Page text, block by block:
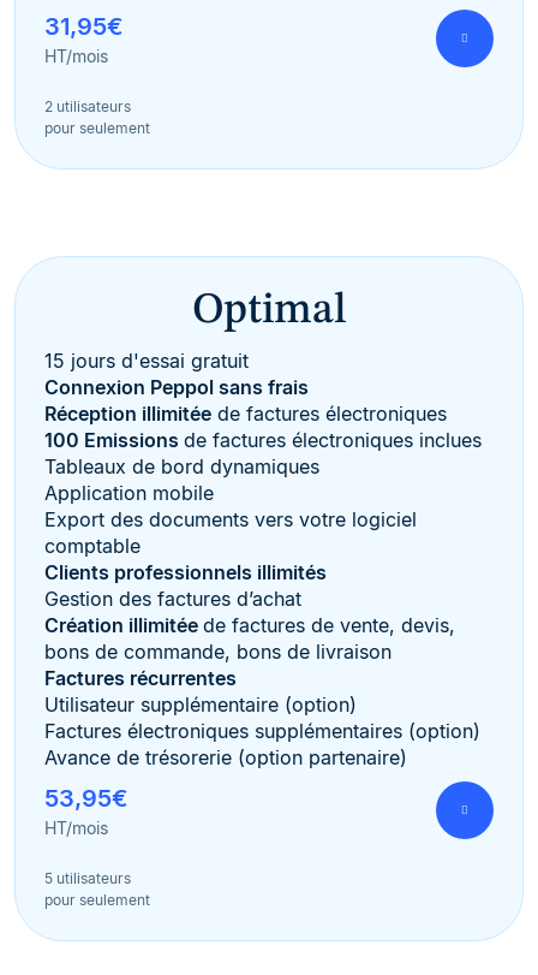
31,95€
HT/mois
2 utilisateurs
pour seulement
Optimal
15 jours d'essai gratuit
Connexion Peppol sans frais
Réception illimitée de factures électroniques
100 Emissions de factures électroniques inclues
Tableaux de bord dynamiques
Application mobile
Export des documents vers votre logiciel
comptable
Clients professionnels illimités
Gestion des factures d’achat
Création illimitée de factures de vente, devis,
bons de commande, bons de livraison
Factures récurrentes
Utilisateur supplémentaire (option)
Factures électroniques supplémentaires (option)
Avance de trésorerie (option partenaire)
53,95€
HT/mois
5 utilisateurs
pour seulement